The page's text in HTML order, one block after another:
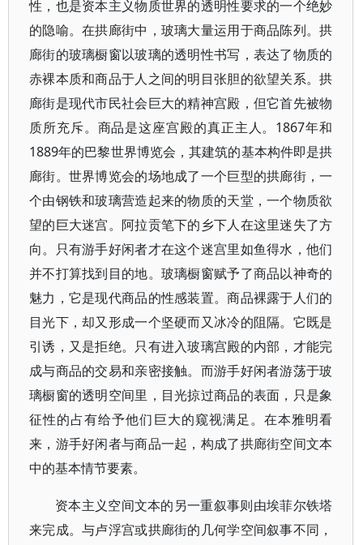
性，也是资本主义物质世界的透明性要求的一个绝妙
的隐喻。在拱廊街中，玻璃大量运用于商品陈列。拱
廊街的玻璃橱窗以玻璃的透明性书写，表达了物质的
赤裸本质和商品于人之间的明目张胆的欲望关系。拱
廊街是现代市民社会巨大的精神宫殿，但它首先被物
质所充斥。商品是这座宫殿的真正主人。1867年和
1889年的巴黎世界博览会，其建筑的基本构件即是拱
廊街。世界博览会的场地成了一个巨型的拱廊街，一
个由钢铁和玻璃营造起来的物质的天堂，一个物质欲
望的巨大迷宫。阿拉贡笔下的乡下人在这里迷失了方
向。只有游手好闲者才在这个迷宫里如鱼得水，他们
并不打算找到目的地。玻璃橱窗赋予了商品以神奇的
魅力，它是现代商品的性感装置。商品裸露于人们的
目光下，却又形成一个坚硬而又冰冷的阻隔。它既是
引诱，又是拒绝。只有进入玻璃宫殿的内部，才能完
成与商品的交易和亲密接触。而游手好闲者游荡于玻
璃橱窗的透明空间里，目光掠过商品的表面，只是象
征性的占有给予他们巨大的窥视满足。在本雅明看
来，游手好闲者与商品一起，构成了拱廊街空间文本
中的基本情节要素。
资本主义空间文本的另一重叙事则由埃菲尔铁塔
来完成。与卢浮宫或拱廊街的几何学空间叙事不同，